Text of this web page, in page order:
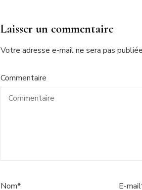
Laisser un commentaire
Votre adresse e-mail ne sera pas
Commentaire
Nom* E-mail